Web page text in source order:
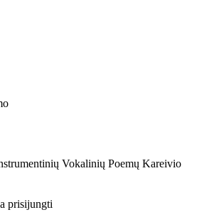
Vokalinių Poemų Kareivio
prisijungti